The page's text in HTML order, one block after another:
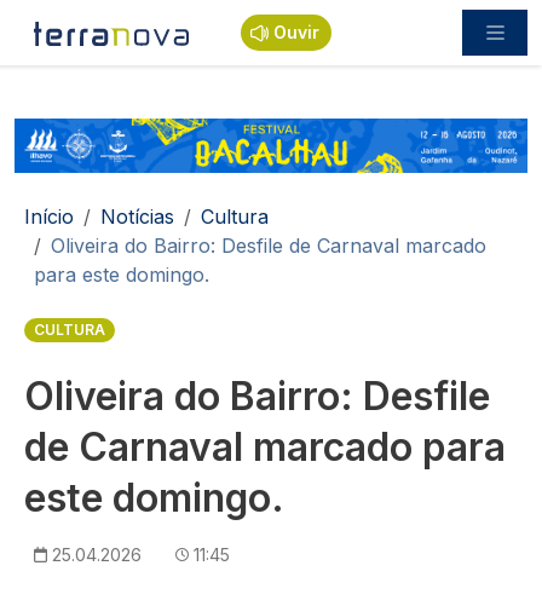
Passar para o conteúdo principal
Ouvir
Navegação estrutural
Início Notícias
Cultura
Oliveira do Bairro: Desfile de Carnaval marcado
para este domingo.
CULTURA
Oliveira do Bairro: Desfile
de Carnaval marcado para
este domingo.
25.04.2026 11:45